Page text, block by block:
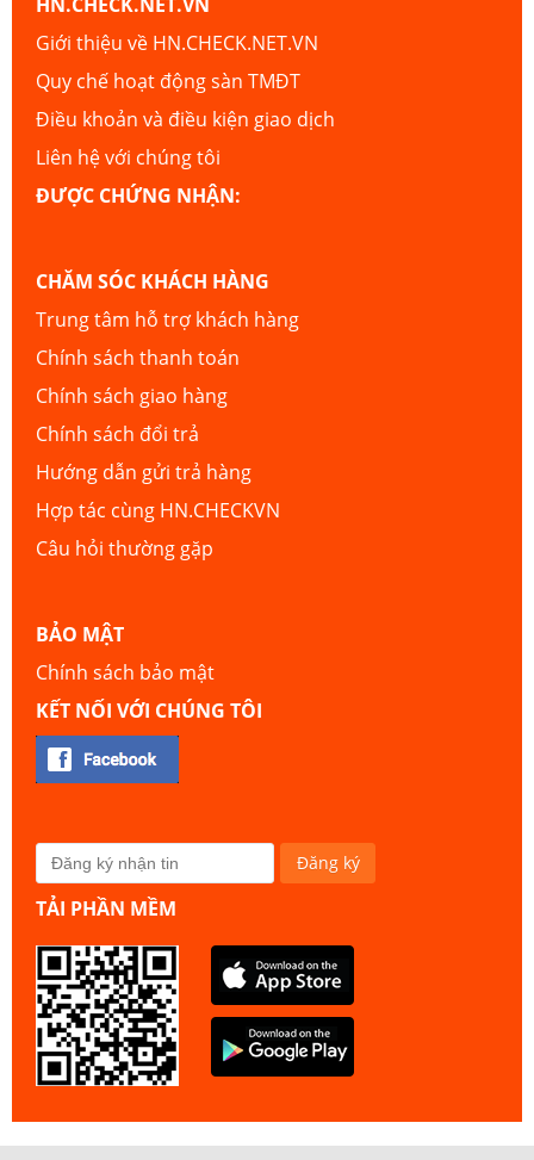
HN.CHECK.NET.VN
Giới thiệu về HN.CHECK.NET.VN
Quy chế hoạt động sàn TMĐT
Điều khoản và điều kiện giao dịch
Liên hệ với chúng tôi
ĐƯỢC CHỨNG NHẬN:
CHĂM SÓC KHÁCH HÀNG
Trung tâm hỗ trợ khách hàng
Chính sách thanh toán
Chính sách giao hàng
Chính sách đổi trả
Hướng dẫn gửi trả hàng
Hợp tác cùng HN.CHECKVN
Câu hỏi thường gặp
BẢO MẬT
Chính sách bảo mật
KẾT NỐI VỚI CHÚNG TÔI
TẢI PHẦN MỀM